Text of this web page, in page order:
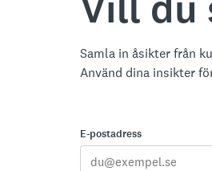
Samla in åsikter från
Använd dina insikter
E-postadress